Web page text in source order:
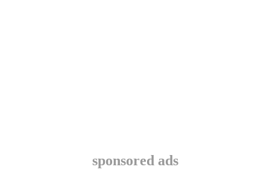
sponsored ads